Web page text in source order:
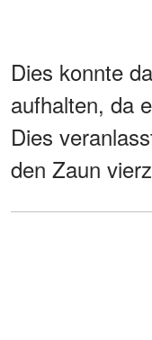
Dies konnte
aufhalten, da
Dies
den Zaun